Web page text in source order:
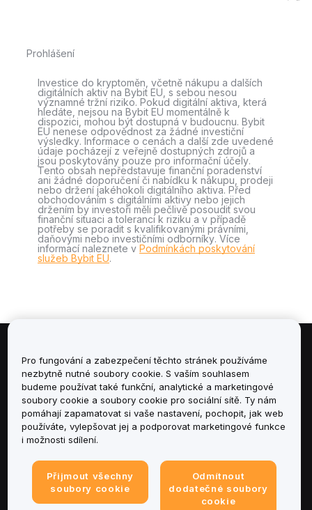
Prohlášení
Investice do kryptoměn, včetně nákupu a dalších
digitálních aktiv na Bybit EU, s sebou nesou
významné tržní riziko. Pokud digitální aktiva, která
hledáte, nejsou na Bybit EU momentálně k
dispozici, mohou být dostupná v budoucnu. Bybit
EU nenese odpovědnost za žádné investiční
výsledky. Informace o cenách a další zde uvedené
údaje pocházejí z veřejně dostupných zdrojů a
jsou poskytovány pouze pro informační účely.
Tento obsah nepředstavuje finanční poradenství
ani žádné doporučení či nabídku k nákupu, prodeji
nebo držení jakéhokoli digitálního aktiva. Před
obchodováním s digitálními aktivy nebo jejich
držením by investoři měli pečlivě posoudit svou
finanční situaci a toleranci k riziku a v případě
potřeby se poradit s kvalifikovanými právními,
daňovými nebo investičními odborníky. Více
informací naleznete v Podmínkách poskytování
služeb Bybit EU.
Informace
Služby
podpora
Právní informace
Pro fungování a zabezpečení těchto stránek používáme
nezbytně nutné soubory cookie. S vaším souhlasem
budeme používat také funkční, analytické a marketingové
soubory cookie a soubory cookie pro sociální sítě. Ty nám
pomáhají zapamatovat si vaše nastavení, pochopit, jak web
používáte, vylepšovat jej a podporovat marketingové funkce
i možnosti sdílení.
Přijmout všechny
soubory cookie
Odmítnout
dodatečné soubory
cookie